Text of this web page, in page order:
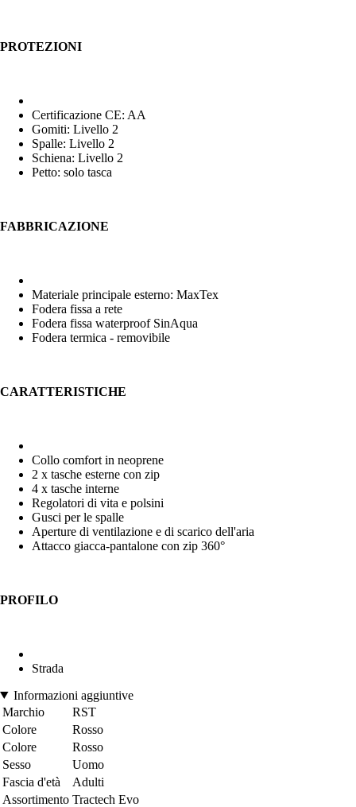
PROTEZIONI
Certificazione CE: AA
Gomiti: Livello 2
Spalle: Livello 2
Schiena: Livello 2
Petto: solo tasca
FABBRICAZIONE
Materiale principale esterno: MaxTex
Fodera fissa a rete
Fodera fissa waterproof SinAqua
Fodera termica - removibile
CARATTERISTICHE
Collo comfort in neoprene
2 x tasche esterne con zip
4 x tasche interne
Regolatori di vita e polsini
Gusci per le spalle
Aperture di ventilazione e di scarico dell'aria
Attacco giacca-pantalone con zip 360°
PROFILO
Strada
Informazioni aggiuntive
Marchio
RST
Colore
Rosso
Colore
Rosso
Sesso
Uomo
Fascia d'età
Adulti
Assortimento Tractech Evo